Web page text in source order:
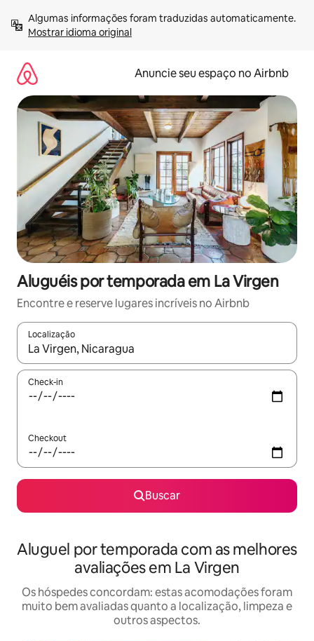
para
Mostrar idioma original
Anuncie seu espaço no Airbnb
Aluguéis por temporada em La Virgen
Encontre e reserve lugares incríveis no Airbnb
Localização
Quando os resultados estiverem disponíveis, explore-os
Check-in
Checkout
Buscar
Aluguel por temporada com as melhores
avaliações em La Virgen
Os hóspedes concordam: estas acomodações foram
muito bem avaliadas quanto a localização, limpeza e
outros aspectos.